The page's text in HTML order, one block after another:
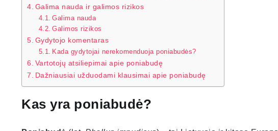
Galima nauda ir galimos rizikos
Galima nauda
Galimos rizikos
Gydytojo komentaras
Kada gydytojai nerekomenduoja poniabudės?
Vartotojų atsiliepimai apie poniabudę
Dažniausiai užduodami klausimai apie poniabudę
Kas yra poniabudė?